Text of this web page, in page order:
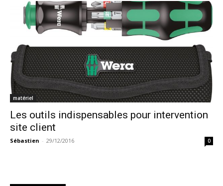
matériel
Les outils indispensables pour intervention
site client
Sébastien - 29/12/2016 0